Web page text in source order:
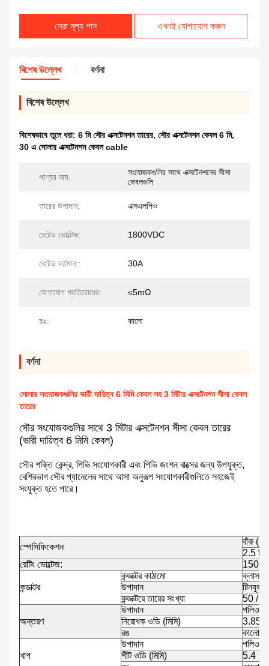
সেরা মূল্য পান এখনই যোগাযোগ করুন
বিশেষ উল্লেখ বর্ণনা
বিশেষ উল্লেখ
বিশেষভাবে তুলে ধরা: 6 মি সৌর এক্সটেনশন তারের, সৌর এক্সটেনশন কেবল 6 মি,
30 এ সোলার এক্সটেনশন কেবল cable
পণ্যের নাম:
সংযোজকগুলির সাথে এক্সটেনশনের সীসা
কেবলগুলি
তারের উপাদান: এক্সএলপিও
রেটেড ভোল্টেজ: 1800VDC
রেটেড বর্তমান:: 30A
যোগাযোগ প্রতিরোধের: ≤5mΩ
রঙ: কালো
বর্ণনা
সোলার সংযোজকগুলির ভারী দায়িত্ব 6 মিমি কেবল সহ 3 মিটার এক্সটেনশন সীসা কেবল
তারের
সৌর সংযোজকগুলির সাথে 3 মিটার এক্সটেনশন সীসা কেবল তারের
(ভারী দায়িত্ব 6 মিমি কেবল)
সৌর শক্তি কেন্দ্র, পিভি সংযোগকারী এবং পিভি জংশন বাক্সের জন্য উপযুক্ত,
বেশিরভাগ সৌর প্যানেলের সাথে আসা অনুরূপ সংযোগকারীগুলিতে সহজেই
সংযুক্ত হতে পারে।
স্পেসিফিকেশন
বাঁক (n
2.5
রেটিং ভোল্টেজ:
1500
কন্ডাক্টর
কন্ডাক্টর কাঠামো
ক্লাস 5
উপাদান
টিনযুক্ত
কন্ডাক্টরে তারের সংখ্যা
50 /
অন্তরণ
উপাদান
নিরোধক ওডি (মিমি)
3.85
রঙ
কালো
খাপ
উপাদান
শীট ওডি (মিমি)
5.4